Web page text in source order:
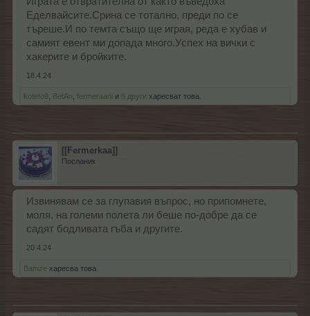
Еделвайсите.Срина се тотално, преди по се
търеше.И по темта също ще играя, реда е хубав и
самият евент ми допада много.Успех на вички с
хакерите и бройките.
18.4.24
koteto9 BetAn fermeraani и 5 други харесват това.
[[Fermerkaa]]
Посланик
Извинявам се за глупавия въпрос, но припомнете,
моля, на големи полета ли беше по-добре да се
садят бодливата гъба и другите.
20.4.24
Bamze харесва това.